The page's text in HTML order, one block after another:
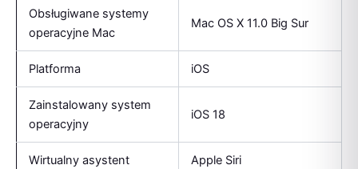
Obsługiwane systemy
operacyjne Mac
Mac OS X 11.0 Big Sur
Platforma iOS
Zainstalowany system
operacyjny
iOS 18
Wirtualny asystent Apple Siri